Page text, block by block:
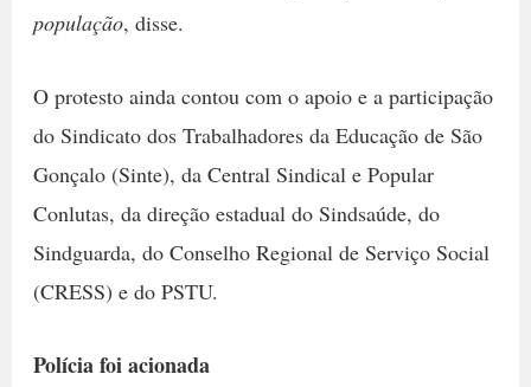
população, disse.
O protesto ainda contou com o apoio e a participação
do Sindicato dos Trabalhadores da Educação de São
Gonçalo (Sinte), da Central Sindical e Popular 
Conlutas, da direção estadual do Sindsaúde, do
Sindguarda, do Conselho Regional de Serviço Social
(CRESS) e do PSTU.
Polícia foi acionada